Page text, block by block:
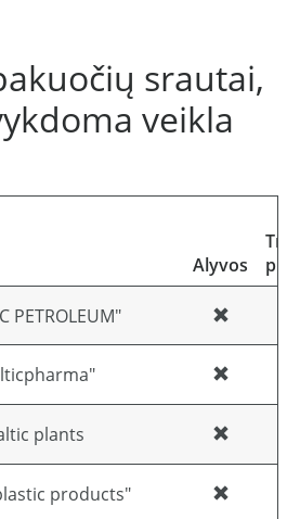
srautai,
veikla
Alyvos
PETROLEUM"
plants
products"